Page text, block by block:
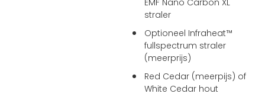
straler
Optioneel Infraheat™
fullspectrum straler
(meerprijs)
Red Cedar (meerpijs) of
White Cedar hout